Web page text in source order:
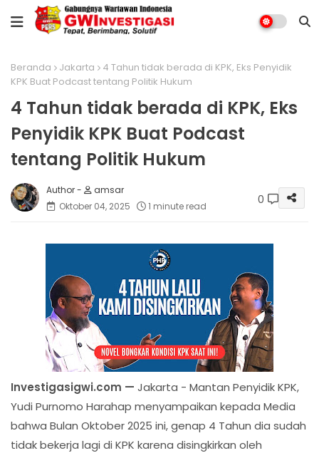
Beranda Jakarta
4 Tahun tidak berada di KPK, Eks Penyidik
KPK Buat Podcast tentang Politik Hukum
4 Tahun tidak berada di KPK, Eks
Penyidik KPK Buat Podcast
tentang Politik Hukum
amsar
Oktober 04, 2025
1 minute read 0
Investigasigwi.com — Jakarta - Mantan Penyidik KPK,
Yudi Purnomo Harahap menyampaikan kepada Media
bahwa Bulan Oktober 2025 ini, genap 4 Tahun dia sudah
tidak bekerja lagi di KPK karena disingkirkan oleh